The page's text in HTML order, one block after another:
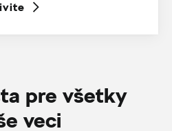
pre všetky
veci